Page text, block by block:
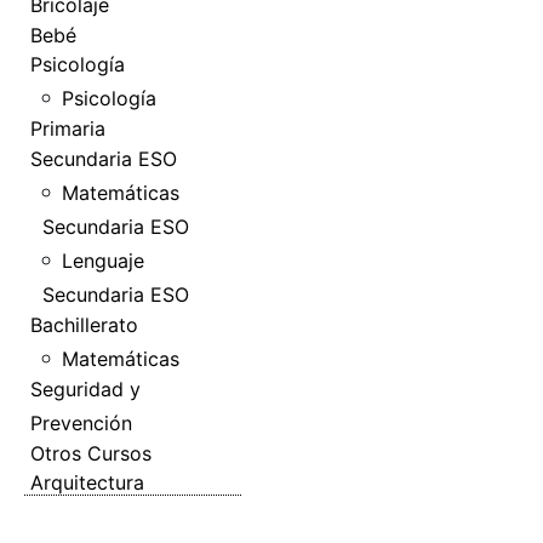
Bebé
Psicología
Psicología
Primaria
Secundaria ESO
Matemáticas
Secundaria ESO
Lenguaje
Secundaria ESO
Bachillerato
Matemáticas
Seguridad y
Prevención
Otros Cursos
Arquitectura